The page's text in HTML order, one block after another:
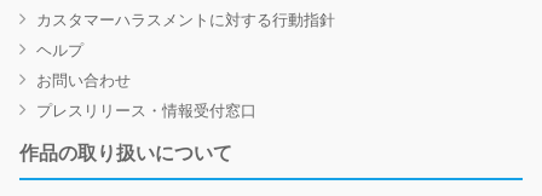
カスタマーハラスメントに対する行動指針
ヘルプ
お問い合わせ
プレスリリース・情報受付窓口
作品の取り扱いについて